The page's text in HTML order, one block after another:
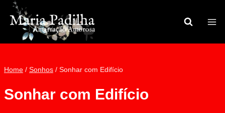
Pular
para
Conteúdo
Home / Sonhos / Sonhar com Edifício
Sonhar com Edifício